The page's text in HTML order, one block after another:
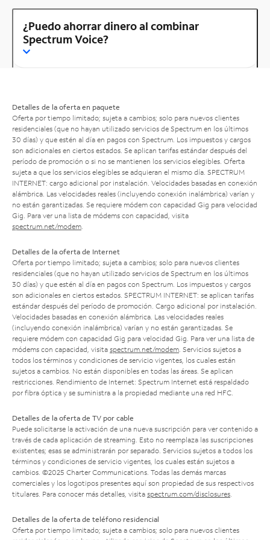
¿Puedo ahorrar dinero al combinar
Spectrum Voice?
Detalles de la oferta en paquete
Oferta por tiempo limitado; sujeta a cambios; solo para nuevos clientes
residenciales (que no hayan utilizado servicios de Spectrum en los últimos
30 días) y que estén al día en pagos con Spectrum. Los impuestos y cargos
son adicionales en ciertos estados. Se aplican tarifas estándar después del
período de promoción o si no se mantienen los servicios elegibles. Oferta
sujeta a que los servicios elegibles se adquieran el mismo día. SPECTRUM
INTERNET: cargo adicional por instalación. Velocidades basadas en conexión
alámbrica. Las velocidades reales (incluyendo conexión inalámbrica) varían y
no están garantizadas. Se requiere módem con capacidad Gig para velocidad
Gig. Para ver una lista de módems con capacidad, visita
spectrum.net/modem
Detalles de la oferta de Internet
Oferta por tiempo limitado; sujeta a cambios; solo para nuevos clientes
residenciales (que no hayan utilizado servicios de Spectrum en los últimos
30 días) y que estén al día en pagos con Spectrum. Los impuestos y cargos
son adicionales en ciertos estados. SPECTRUM INTERNET: se aplican tarifas
estándar después del período de promoción. Cargo adicional por instalación.
Velocidades basadas en conexión alámbrica. Las velocidades reales
(incluyendo conexión inalámbrica) varían y no están garantizadas. Se
requiere módem con capacidad Gig para velocidad Gig. Para ver una lista de
módems con capacidad, visita spectrum.net/modem . Servicios sujetos a
todos los términos y condiciones de servicio vigentes, los cuales están
sujetos a cambios. No están disponibles en todas las áreas. Se aplican
restricciones. Rendimiento de Internet: Spectrum Internet está respaldado
por fibra óptica y se suministra a la propiedad mediante una red HFC.
Detalles de la oferta de TV por cable
Puede solicitarse la activación de una nueva suscripción para ver contenido a
través de cada aplicación de streaming. Esto no reemplaza las suscripciones
existentes; esas se administrarán por separado. Servicios sujetos a todos los
términos y condiciones de servicio vigentes, los cuales están sujetos a
cambios. ©2025 Charter Communications. Todas las demás marcas
comerciales y los logotipos presentes aquí son propiedad de sus respectivos
titulares. Para conocer más detalles, visita spectrum.com/disclosures
Detalles de la oferta de teléfono residencial
Oferta por tiempo limitado; sujeta a cambios; solo para nuevos clientes